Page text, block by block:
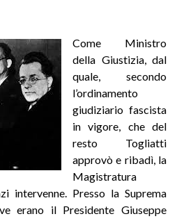
Come Ministro
della Giustizia, dal
quale, secondo
l’ordinamento
giudiziario fascista
in vigore, che del
resto Togliatti
approvò e ribadì, la
Magistratura
intervenne. Presso la Suprema
erano il Presidente Giuseppe